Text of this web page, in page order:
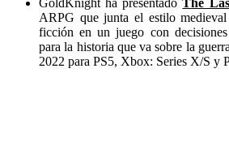
ARPG que junta el estilo
ficción en un juego con
para la historia que va sobre la
2022 para PS5, Xbox: Series X/S y